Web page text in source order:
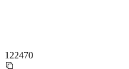
122470